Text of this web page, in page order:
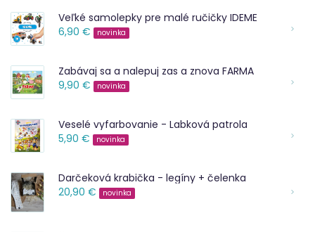
Veľké samolepky pre malé ručičky IDEME
6,90 €
novinka
Zabávaj sa a nalepuj zas a znova FARMA
9,90 €
novinka
Veselé vyfarbovanie - Labková patrola
5,90 €
novinka
Darčeková krabička - legíny + čelenka
20,90 €
novinka